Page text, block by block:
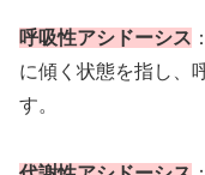
呼吸性アシドーシス
に傾く状態を指し、
す。